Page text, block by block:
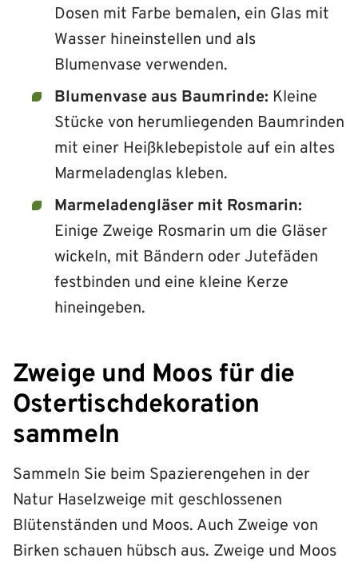
Dosen mit Farbe bemalen, ein Glas mit
Wasser hineinstellen und als
Blumenvase verwenden.
Blumenvase aus Baumrinde: Kleine
Stücke von herumliegenden Baumrinden
mit einer Heißklebepistole auf ein altes
Marmeladenglas kleben.
Marmeladengläser mit Rosmarin:
Einige Zweige Rosmarin um die Gläser
wickeln, mit Bändern oder Jutefäden
festbinden und eine kleine Kerze
hineingeben.
Zweige und Moos für die
Ostertischdekoration
sammeln
Sammeln Sie beim Spazierengehen in der
Natur Haselzweige mit geschlossenen
Blütenständen und Moos. Auch Zweige von
Birken schauen hübsch aus. Zweige und Moos